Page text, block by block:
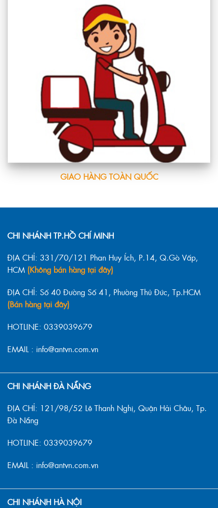
GIAO HÀNG TOÀN QUỐC
CHI NHÁNH TP.HỒ CHÍ MINH
ĐỊA CHỈ: 331/70/121 Phan Huy Ích, P.14, Q.Gò Vấp,
HCM (Không bán hàng tại đây)
ĐỊA CHỈ: Số 40 Đường Số 41, Phường Thủ Đức, Tp.HCM
(Bán hàng tại đây)
HOTLINE: 0339039679
EMAIL : info@antvn.com.vn
CHI NHÁNH ĐÀ NẴNG
ĐỊA CHỈ: 121/98/52 Lê Thanh Nghị, Quận Hải Châu, Tp.
Đà Nẵng
HOTLINE: 0339039679
EMAIL : info@antvn.com.vn
CHI NHÁNH HÀ NỘI